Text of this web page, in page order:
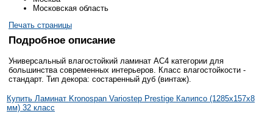
Московская область
Печать страницы
Подробное описание
Универсальный влагостойкий ламинат АС4 категории для
большинства современных интерьеров. Класс влагостойкости -
стандарт. Тип декора: состаренный дуб (винтаж).
Купить Ламинат Kronospan Variostep Prestige Калипсо (1285x157x8
мм) 32 класс